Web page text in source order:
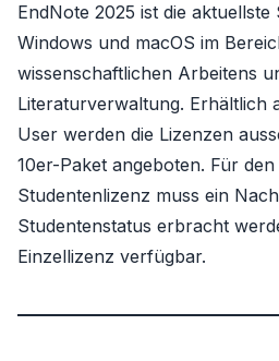
EndNote 2025 ist die
Windows und macOS im
wissenschaftlichen Arbeitens
Literaturverwaltung. Erhältlich
User werden die Lizenzen
10er-Paket angeboten. Für
Studentenlizenz muss ein
Studentenstatus erbracht
Einzellizenz verfügbar.